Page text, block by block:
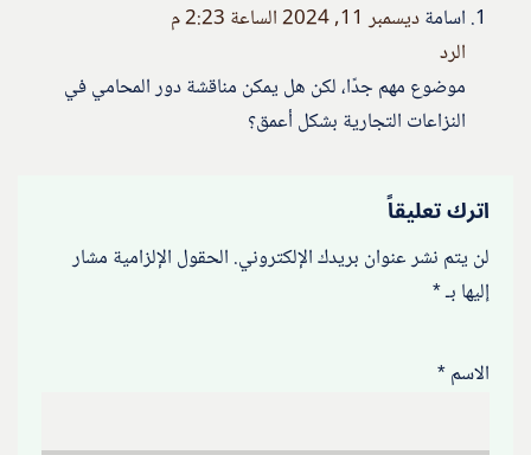
اسامةديسمبر 11, 2024 الساعة 2:23 م
الرد
موضوع مهم جدًا، لكن هل يمكن مناقشة دور المحامي في
النزاعات التجارية بشكل أعمق؟
اترك تعليقاً
لن يتم نشر عنوان بريدك الإلكتروني. الحقول الإلزامية مشار
إليها بـ*
الاسم*